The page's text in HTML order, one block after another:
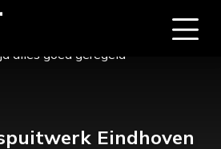
alles goed geregeld
Eindhoven